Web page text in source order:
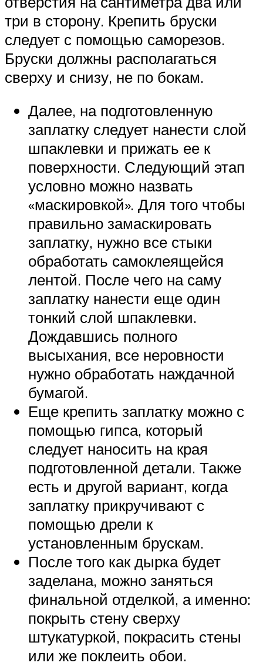
три в сторону. Крепить бруски
следует с помощью саморезов.
Бруски должны располагаться
сверху и снизу, не по бокам.
Далее, на подготовленную
заплатку следует нанести слой
шпаклевки и прижать ее к
поверхности. Следующий этап
условно можно назвать
«маскировкой». Для того чтобы
правильно замаскировать
заплатку, нужно все стыки
обработать самоклеящейся
лентой. После чего на саму
заплатку нанести еще один
тонкий слой шпаклевки.
Дождавшись полного
высыхания, все неровности
нужно обработать наждачной
бумагой.
Еще крепить заплатку можно с
помощью гипса, который
следует наносить на края
подготовленной детали. Также
есть и другой вариант, когда
заплатку прикручивают с
помощью дрели к
установленным брускам.
После того как дырка будет
заделана, можно заняться
финальной отделкой, а именно:
покрыть стену сверху
штукатуркой, покрасить стены
или же поклеить обои.